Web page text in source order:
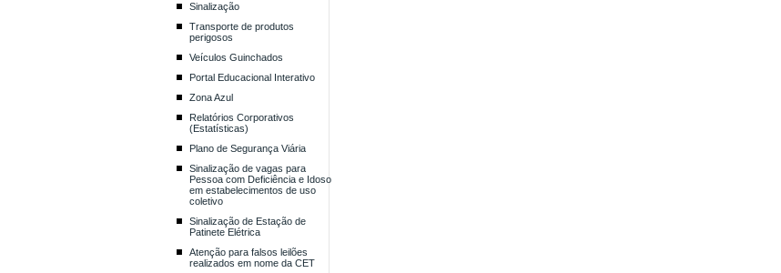
Sinalização
Transporte de produtos
perigosos
Veículos Guinchados
Portal Educacional Interativo
Zona Azul
Relatórios Corporativos
(Estatísticas)
Plano de Segurança Viária
Sinalização de vagas para
Pessoa com Deficiência e Idoso
em estabelecimentos de uso
coletivo
Sinalização de Estação de
Patinete Elétrica
Atenção para falsos leilões
realizados em nome da CET